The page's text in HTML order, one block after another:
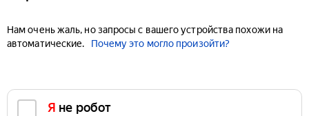
Нам очень жаль, но запросы с вашего устройства похожи на
автоматические.
Почему это могло произойти?
Я не робот